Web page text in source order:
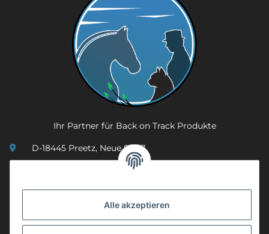
Alle akzeptieren
Ihr Partner für Back on Track Produkte
D-18445 Preetz, Neue Str. 7
info@mobility-in-harmony.de
Informationen